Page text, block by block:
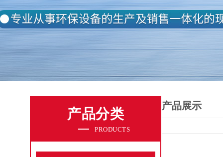
产品分类
PRODUCTS
产品展示